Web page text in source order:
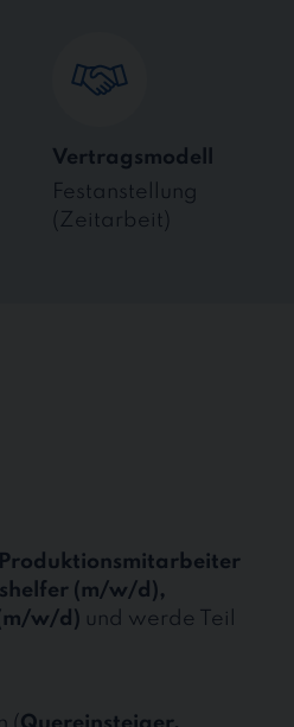
Vertragsmodell
Festanstellung
(Zeitarbeit)
Produktionsmitarbeiter
(m/w/d),
w/d) und werde Teil